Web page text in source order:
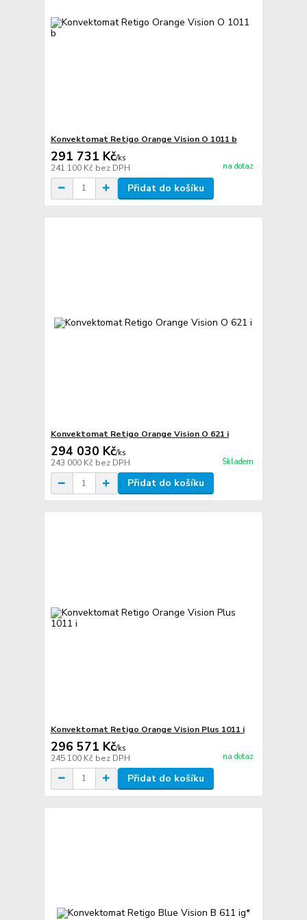
Konvektomat Retigo Orange Vision O 1011 b
291 731 Kč/ks
241 100 Kč bez DPH na dotaz
Přidat do košíku
Konvektomat Retigo Orange Vision O 621 i
294 030 Kč/ks
243 000 Kč bez DPH Skladem
Přidat do košíku
Konvektomat Retigo Orange Vision Plus 1011 i
296 571 Kč/ks
245 100 Kč bez DPH na dotaz
Přidat do košíku